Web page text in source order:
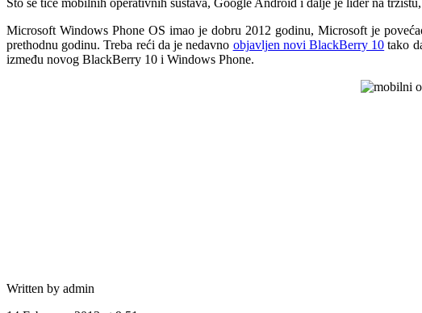
Što se tiče mobilnih operativnih sustava, Google Android i dalje je lider na
Microsoft Windows Phone OS imao je dobru 2012 godinu, Microsoft je
prethodnu godinu. Treba reći da je nedavno objavljen novi BlackBerry 10 tako
između novog BlackBerry 10 i Windows Phone.
Written by admin